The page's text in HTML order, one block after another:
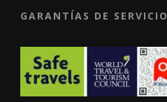
GARANTÍAS DE SERVICIO